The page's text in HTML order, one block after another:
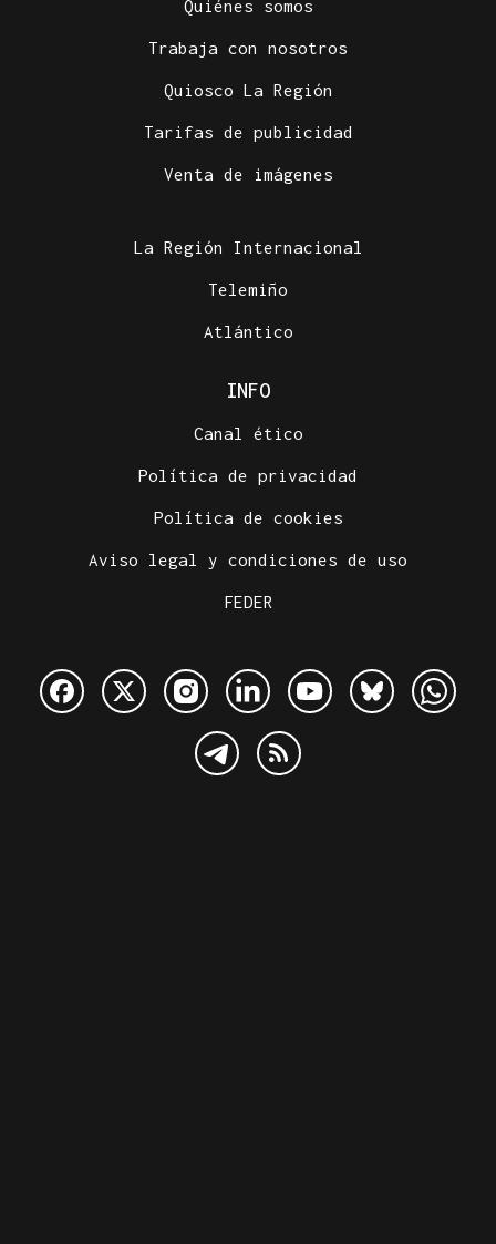
Quiénes somos
Trabaja con nosotros
Quiosco La Región
Tarifas de publicidad
Venta de imágenes
La Región Internacional
Telemiño
Atlántico
INFO
Canal ético
Política de privacidad
Política de cookies
Aviso legal y condiciones de uso
FEDER